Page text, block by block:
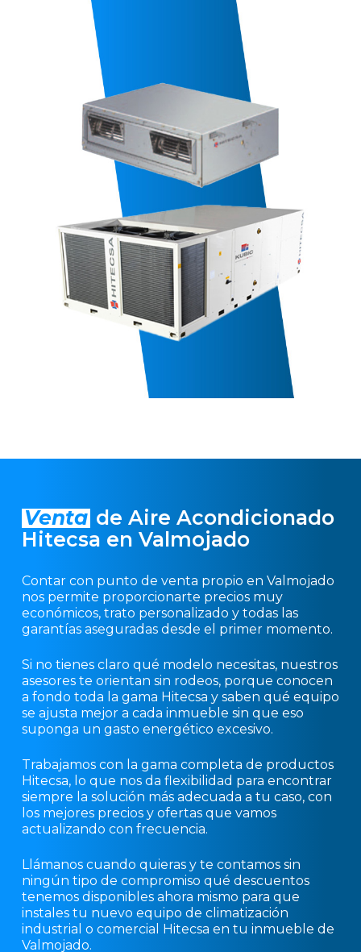
Venta de Aire Acondicionado
Hitecsa en Valmojado
Contar con punto de venta propio en Valmojado
nos permite proporcionarte precios muy
económicos, trato personalizado y todas las
garantías aseguradas desde el primer momento.
Si no tienes claro qué modelo necesitas, nuestros
asesores te orientan sin rodeos, porque conocen
a fondo toda la gama Hitecsa y saben qué equipo
se ajusta mejor a cada inmueble sin que eso
suponga un gasto energético excesivo.
Trabajamos con la gama completa de productos
Hitecsa, lo que nos da flexibilidad para encontrar
siempre la solución más adecuada a tu caso, con
los mejores precios y ofertas que vamos
actualizando con frecuencia.
Llámanos cuando quieras y te contamos sin
ningún tipo de compromiso qué descuentos
tenemos disponibles ahora mismo para que
instales tu nuevo equipo de climatización
industrial o comercial Hitecsa en tu inmueble de
Valmojado.